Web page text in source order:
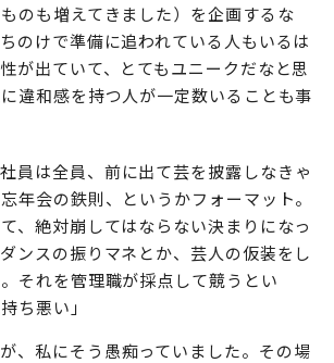
のも増えてきました）を企画するな
のけで準備に追われている人もいるは
が出ていて、とてもユニークだなと思
違和感を持つ人が一定数いることも事
員は全員、前に出て芸を披露しなきゃ
年会の鉄則、というかフォーマット。
、絶対崩してはならない決まりになっ
ンスの振りマネとか、芸人の仮装をし
。それを管理職が採点して競うとい